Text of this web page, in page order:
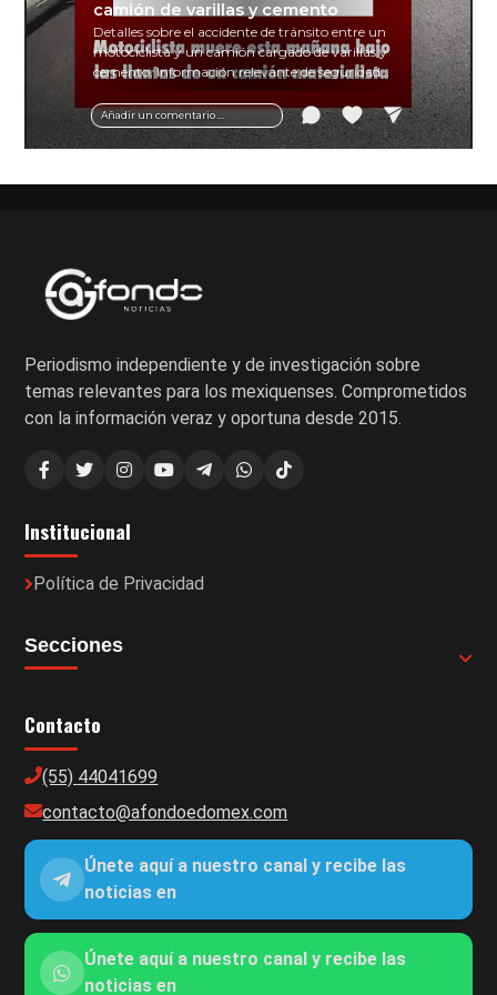
Añadir un comentario ...
camión de varillas y cemento
Detalles sobre el accidente de tránsito entre un
motociclista y un camión cargado de varillas y
cemento. Información relevante de seguridad
vial y recomendaciones para motociclistas.
Periodismo independiente y de investigación sobre
temas relevantes para los mexiquenses. Comprometidos
con la información veraz y oportuna desde 2015.
Institucional
Política de Privacidad
Secciones
Contacto
(55) 44041699
contacto@afondoedomex.com
Únete aquí a nuestro canal y recibe las
noticias en
Únete aquí a nuestro canal y recibe las
noticias en